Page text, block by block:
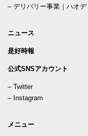
– デリバリー事業｜ハオデ
ニュース
是好時報
公式SNSアカウント
– Twitter
– Instagram
メニュー